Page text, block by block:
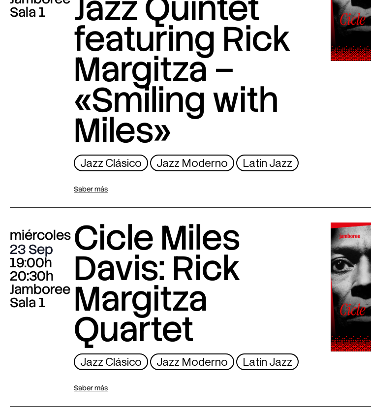
Sala 1
featuring Rick
Margitza –
«Smiling with
Miles»
Jazz Clásico Jazz Moderno Latin Jazz
Saber más
miércoles
23 Sep
19:00h
20:30h
Jamboree
Sala 1
Cicle Miles
Davis: Rick
Margitza
Quartet
Jazz Clásico Jazz Moderno Latin Jazz
Saber más